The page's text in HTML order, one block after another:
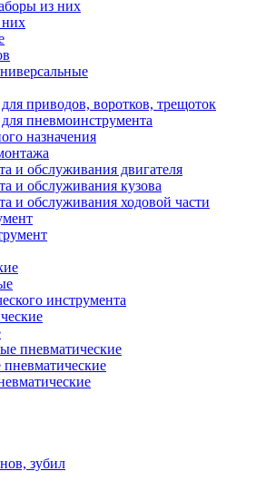
из них
приводов, воротков, трещоток
пневмоинструмента
назначения
и обслуживания двигателя
и обслуживания кузова
и обслуживания ходовой части
инструмента
пневматические
зубил